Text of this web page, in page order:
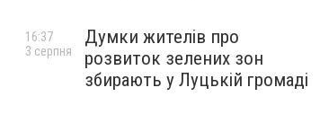
Думки жителів про
розвиток зелених зон
збирають у Луцькій громаді
16:37
3 серпня